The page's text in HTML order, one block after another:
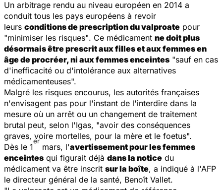
Un arbitrage rendu au niveau européen en 2014 a
conduit tous les pays européens à revoir
leurs conditions de prescription du valproate pour
"minimiser les risques". Ce médicament ne doit plus
désormais être prescrit aux filles et aux femmes en
âge de procréer, ni aux femmes enceintes "sauf en cas
d'inefficacité ou d'intolérance aux alternatives
médicamenteuses".
Malgré les risques encourus, les autorités françaises
n'envisagent pas pour l'instant de l'interdire dans la
mesure où un arrêt ou un changement de traitement
brutal peut, selon l'Igas, "avoir des conséquences
graves, voire mortelles, pour la mère et le foetus".
Dès le 1
er
mars, l'avertissement pour les femmes
enceintes qui figurait déjà dans la notice du
médicament va être inscrit sur la boîte, a indiqué à l'AFP
le directeur général de la santé, Benoît Vallet.